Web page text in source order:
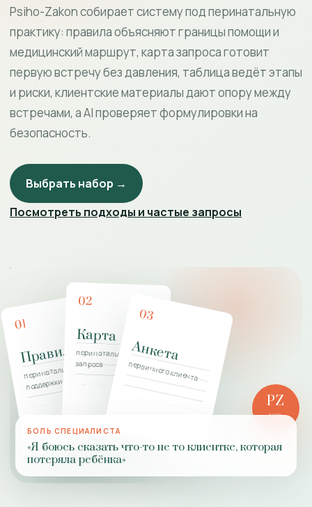
Psiho-Zakon собирает систему под перинатальную
практику: правила объясняют границы помощи и
медицинский маршрут, карта запроса готовит
первую встречу без давления, таблица ведёт этапы
и риски, клиентские материалы дают опору между
встречами, а AI проверяет формулировки на
безопасность.
Выбрать набор →
Посмотреть подходы и частые запросы
01
Правила
перинатальной
поддержки
02
Карта
перинатального
запроса
03
Анкета
первичного клиента
PZ
РОЛЬ
БОЛЬ СПЕЦИАЛИСТА
«Я боюсь сказать что-то не то клиентке, которая
потеряла ребёнка»